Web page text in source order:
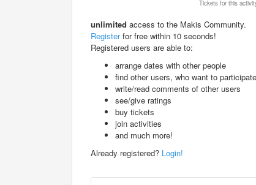
Tickets for this
unlimited access to the Makis Community.
Registerfor free within 10 seconds!
Registered users are able to:
arrange dates with other people
find other users, who want to
write/read comments of other users
see/give ratings
buy tickets
join activities
and much more!
Already registered? Login!